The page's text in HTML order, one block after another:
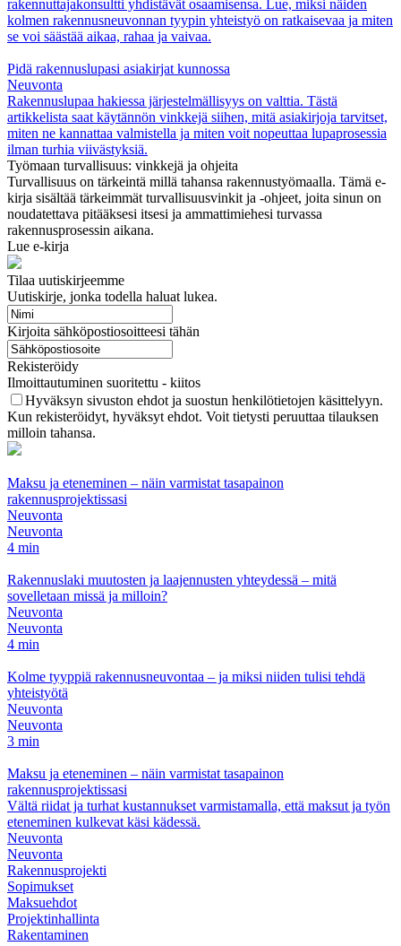
rakennuttajakonsultti yhdistävät osaamisensa. Lue, miksi näiden
kolmen rakennusneuvonnan tyypin yhteistyö on ratkaisevaa ja miten
se voi säästää aikaa, rahaa ja vaivaa.
Pidä rakennuslupasi asiakirjat kunnossa
Neuvonta
Rakennuslupaa hakiessa järjestelmällisyys on valttia. Tästä
artikkelista saat käytännön vinkkejä siihen, mitä asiakirjoja tarvitset,
miten ne kannattaa valmistella ja miten voit nopeuttaa lupaprosessia
ilman turhia viivästyksiä.
Työmaan turvallisuus: vinkkejä ja ohjeita
Turvallisuus on tärkeintä millä tahansa rakennustyömaalla. Tämä e-
kirja sisältää tärkeimmät turvallisuusvinkit ja -ohjeet, joita sinun on
noudatettava pitääksesi itsesi ja ammattimiehesi turvassa
rakennusprosessin aikana.
Lue e-kirja
Tilaa uutiskirjeemme
Uutiskirje, jonka todella haluat lukea.
Kirjoita sähköpostiosoitteesi tähän
Rekisteröidy
Ilmoittautuminen suoritettu - kiitos
Hyväksyn sivuston ehdot ja suostun henkilötietojen käsittelyyn.
Kun rekisteröidyt, hyväksyt ehdot. Voit tietysti peruuttaa tilauksen
milloin tahansa.
Maksu ja eteneminen – näin varmistat tasapainon
rakennusprojektissasi
Neuvonta
Neuvonta
4 min
Rakennuslaki muutosten ja laajennusten yhteydessä – mitä
sovelletaan missä ja milloin?
Neuvonta
Neuvonta
4 min
Kolme tyyppiä rakennusneuvontaa – ja miksi niiden tulisi tehdä
yhteistyötä
Neuvonta
Neuvonta
3 min
Maksu ja eteneminen – näin varmistat tasapainon
rakennusprojektissasi
Vältä riidat ja turhat kustannukset varmistamalla, että maksut ja työn
eteneminen kulkevat käsi kädessä.
Neuvonta
Neuvonta
Rakennusprojekti
Sopimukset
Maksuehdot
Projektinhallinta
Rakentaminen